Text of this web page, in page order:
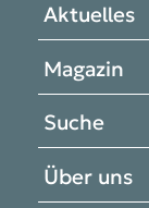
Aktuelles
Magazin
Suche
Über uns